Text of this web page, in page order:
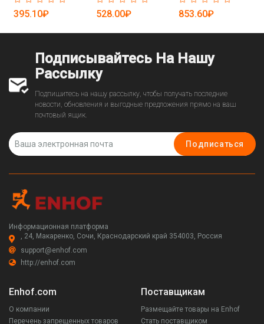
395.10₽ 528.00₽ 853.60₽
Подписывайтесь На Нашу
Рассылку
Подпишитесь на нашу рассылку, чтобы получать последние
новости, обновления и выгодные предложения прямо на ваш
почтовый ящик.
Подписаться
Информационная платформа
, 24, Макаренко, Сочи, Краснодарский край 354003, Россия
support@enhof.com
http://enhof.com
Enhof.com
О компании
Перечень запрещенных товаров
Поставщикам
Размещайте товары на Enhof
Стать поставщиком